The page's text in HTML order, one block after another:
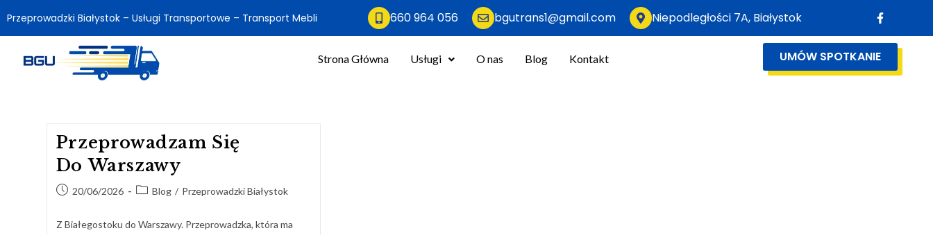
Przeprowadzki Białystok – Usługi Transportowe – Transport Mebli 660 964 056 bgutrans1@gmail.com Niepodległości 7A, Białystok
Strona Główna Usługi O nas Blog Kontakt UMÓW SPOTKANIE
Przeprowadzam Się
Do Warszawy
20/06/2026 Blog / Przeprowadzki Białystok
Z Białegostoku do Warszawy. Przeprowadzka, która ma